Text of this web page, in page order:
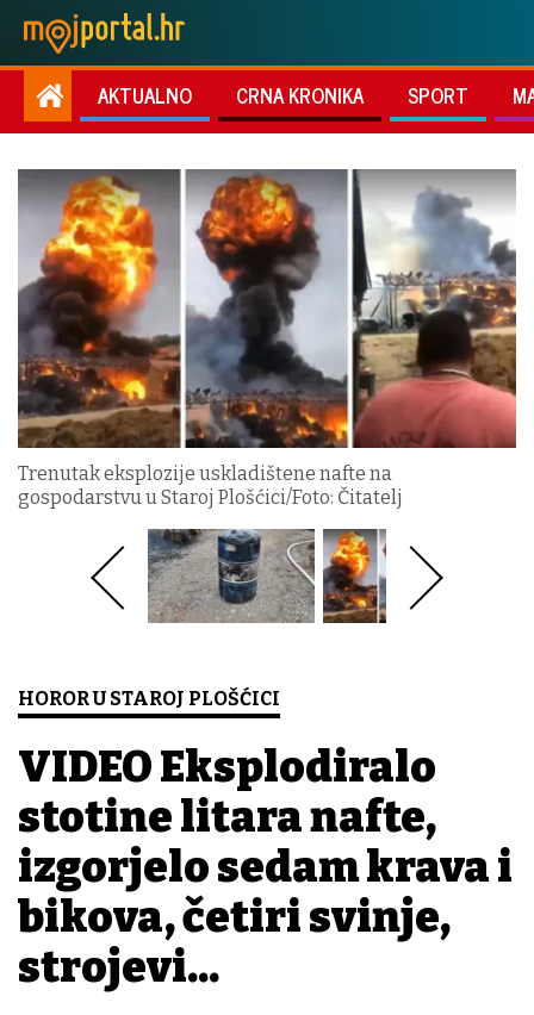
AKTUALNO CRNA KRONIKA SPORT
Trenutak eksplozije uskladištene nafte na
gospodarstvu u Staroj Plošćici/Foto: Čitatelj
HOROR U STAROJ PLOŠĆICI
VIDEO Eksplodiralo
stotine litara nafte,
izgorjelo sedam krava i
bikova, četiri svinje,
strojevi...